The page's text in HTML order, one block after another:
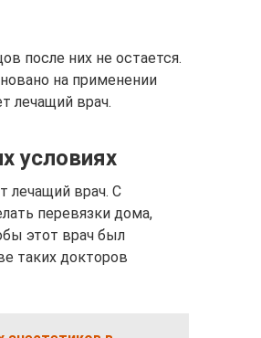
после них не остается.
на применении
лечащий врач.
условиях
лечащий врач. С
перевязки дома,
этот врач был
таких докторов